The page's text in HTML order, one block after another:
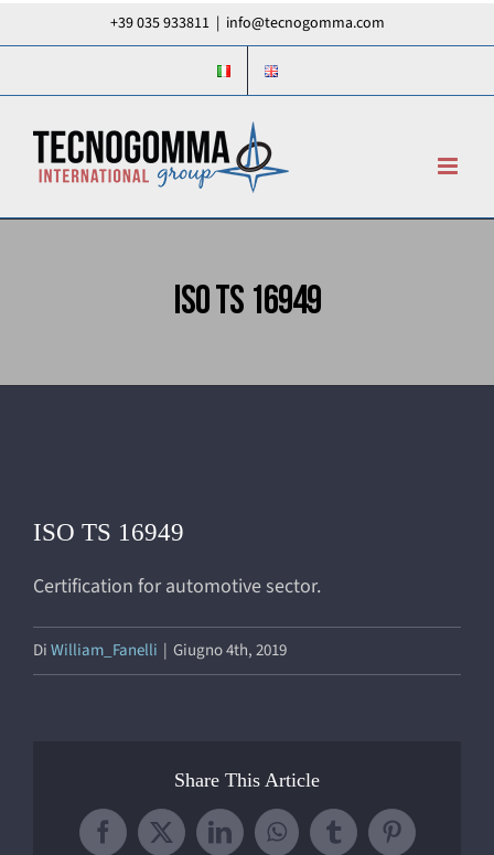
al
+39 035 933811 | info@tecnogomma.com
ISO TS 16949
ISO TS 16949
Certification for automotive sector.
DiWilliam_Fanelli | Giugno 4th, 2019
Share This Article
Facebook
X LinkedInWhatsApp
TumblrPinterest